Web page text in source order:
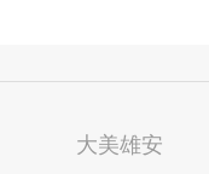
大美雄安